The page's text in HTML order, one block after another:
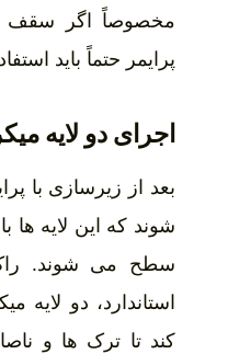
مخصوصاً اگر سقف
پرایمر حتماً باید
اجرای دو لایه
بعد از زیرسازی با
شوند که این لایه
سطح می شوند.
استاندارد، دو لایه
کند تا ترک ها و